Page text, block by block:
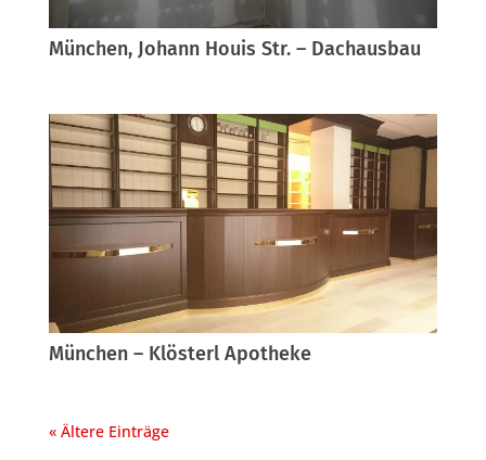
München, Johann Houis Str. – Dachausbau
München – Klösterl Apotheke
« Ältere Einträge